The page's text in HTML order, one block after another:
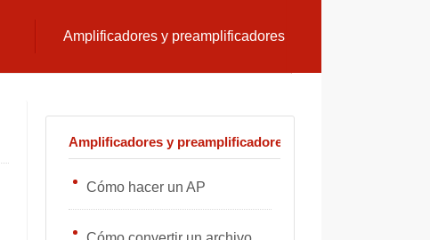
Amplificadores y preamplificadores
Amplificadores y preamplificadores
Cómo hacer un AP